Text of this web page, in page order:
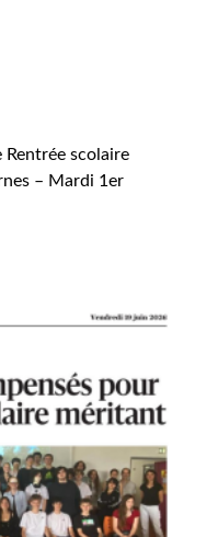
Rentrée scolaire
– Mardi 1er